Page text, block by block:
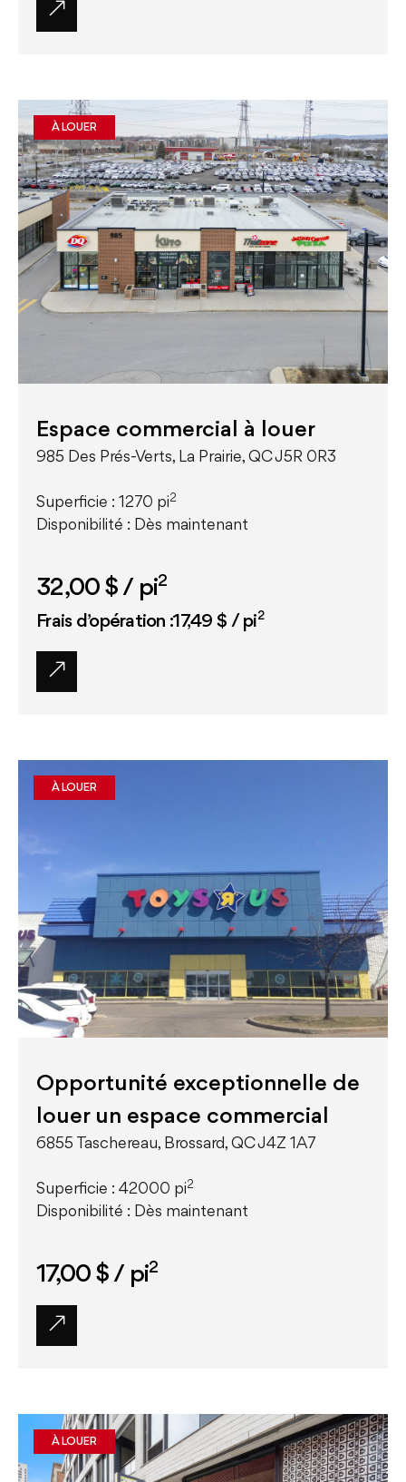
À LOUER
Espace commercial à louer
985 Des Prés-Verts, La Prairie, QC J5R 0R3
Superficie : 1270 pi2
Disponibilité : Dès maintenant
32,00 $/ pi2
Frais d’opération :17,49 $ / pi2
À LOUER
Opportunité exceptionnelle de
louer un espace commercial
6855 Taschereau, Brossard, QC J4Z 1A7
Superficie : 42000 pi2
Disponibilité : Dès maintenant
17,00 $/ pi2
À LOUER